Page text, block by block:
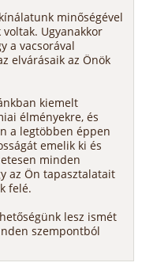
minőségével
Ugyanakkor
a vacsorával
elvárásaik az Önök
kiemelt
élményekre, és
a legtöbben éppen
emelik ki és
minden
az Ön tapasztalatait
felé.
lesz ismét
szempontból